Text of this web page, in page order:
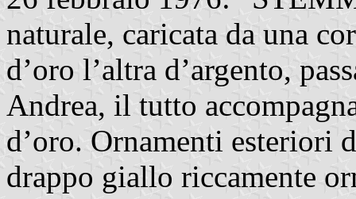
naturale, caricata da una
d’oro l’altra d’argento,
Andrea, il tutto
d’oro. Ornamenti esteriori
drappo giallo riccamente